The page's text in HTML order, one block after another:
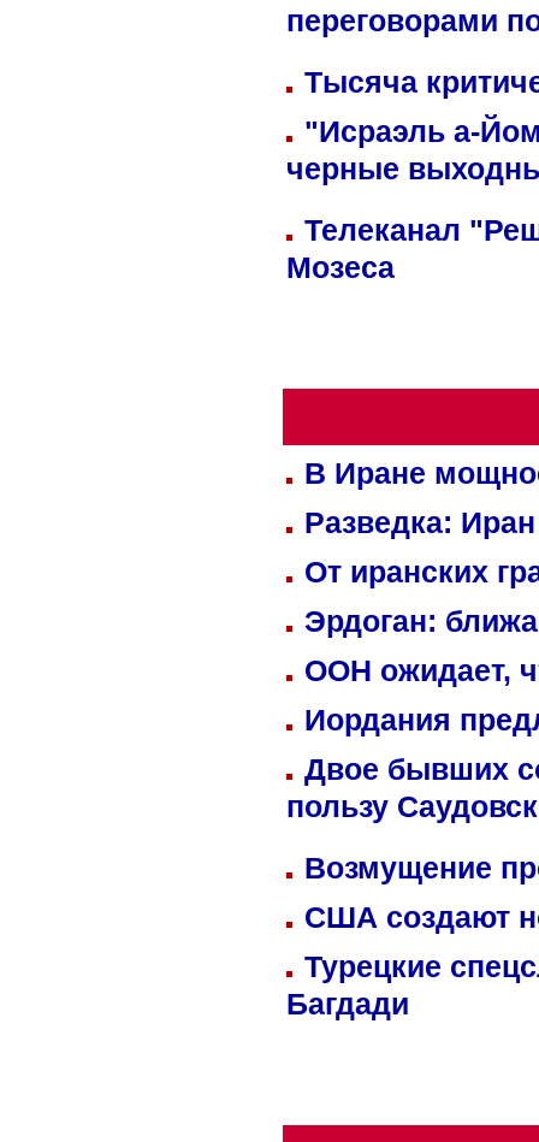
переговорами
Тысяча
"Исраэль а-
черные
Телеканал
Мозеса
В Иране
Разведка:
От иранских
Эрдоган:
ООН ожидает,
Иордания
Двое бывших
пользу
Возмущение
США создают
Турецкие
Багдади